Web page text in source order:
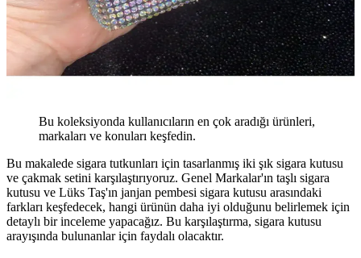
Bu koleksiyonda kullanıcıların en çok aradığı ürünleri,
markaları ve konuları keşfedin.
Bu makalede sigara tutkunları için tasarlanmış iki şık sigara kutusu
ve çakmak setini karşılaştırıyoruz. Genel Markalar'ın taşlı sigara
kutusu ve Lüks Taş'ın janjan pembesi sigara kutusu arasındaki
farkları keşfedecek, hangi ürünün daha iyi olduğunu belirlemek için
detaylı bir inceleme yapacağız. Bu karşılaştırma, sigara kutusu
arayışında bulunanlar için faydalı olacaktır.